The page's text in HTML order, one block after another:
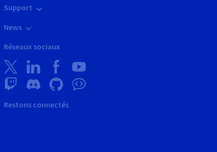
Support
News
Réseaux sociaux
Restons connectés